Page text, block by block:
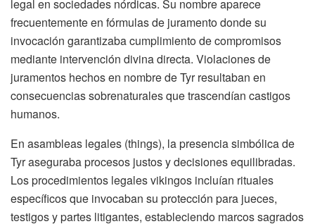
legal en sociedades nórdicas. Su nombre aparece
frecuentemente en fórmulas de juramento donde su
invocación garantizaba cumplimiento de compromisos
mediante intervención divina directa. Violaciones de
juramentos hechos en nombre de Tyr resultaban en
consecuencias sobrenaturales que trascendían castigos
humanos.
En asambleas legales (things), la presencia simbólica de
Tyr aseguraba procesos justos y decisiones equilibradas.
Los procedimientos legales vikingos incluían rituales
específicos que invocaban su protección para jueces,
testigos y partes litigantes, estableciendo marcos sagrados